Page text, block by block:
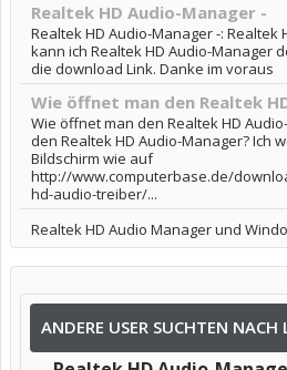
Realtek HD Audio-Manager -
Realtek HD Audio-Manager -: Realtek
kann ich Realtek HD Audio-Manager
die download Link. Danke im voraus
Wie öffnet man den Realtek
Wie öffnet man den Realtek HD
den Realtek HD Audio-Manager? Ich
Bildschirm wie auf
http://www.computerbase.de/
hd-audio-treiber/...
Realtek HD Audio Manager und